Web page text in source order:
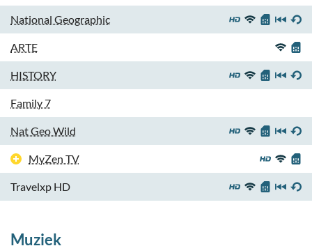
National Geographic
ARTE
HISTORY
Family 7
Nat Geo Wild
MyZen TV
Travelxp HD
Muziek